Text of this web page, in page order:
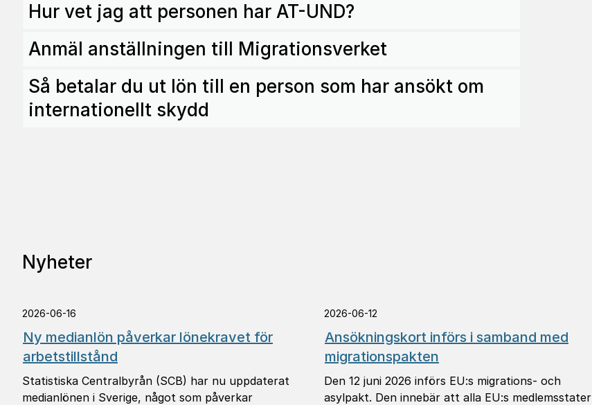
Hur vet jag att personen har AT-UND?
Anmäl anställningen till Migrationsverket
Så betalar du ut lön till en person som har ansökt om
internationellt skydd
Nyheter
2026-06-16
Ny medianlön påverkar lönekravet för
arbetstillstånd
Statistiska Centralbyrån (SCB) har nu uppdaterat
medianlönen i Sverige, något som påverkar
2026-06-12
Ansökningskort införs i samband med
migrationspakten
Den 12 juni 2026 införs EU:s migrations- och
asylpakt. Den innebär att alla EU:s medlemsstater